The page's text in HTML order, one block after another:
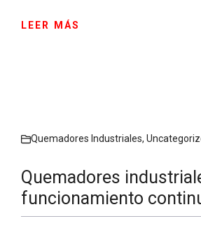
LEER MÁS
Quemadores Industriales,
Quemadores
funcionamiento